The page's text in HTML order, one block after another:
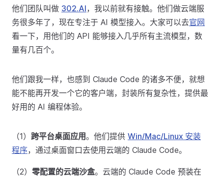
他们团队叫做 302.AI，我以前就有接触。他们做云端服
务很多年了，现在专注于 AI 模型接入。大家可以去官网
看一下，用他们的 API 能够接入几乎所有主流模型，数
量有几百个。
他们跟我一样，也感到 Claude Code 的诸多不便，就想
能不能再开发一个它的客户端，封装所有复杂性，提供最
好用的 AI 编程体验。
（1） 跨平台桌面应用。他们提供 Win/Mac/Linux 安装
程序，通过桌面窗口去使用云端的 Claude Code。
（2） 零配置的云端沙盒。云端的 Claude Code 预装在